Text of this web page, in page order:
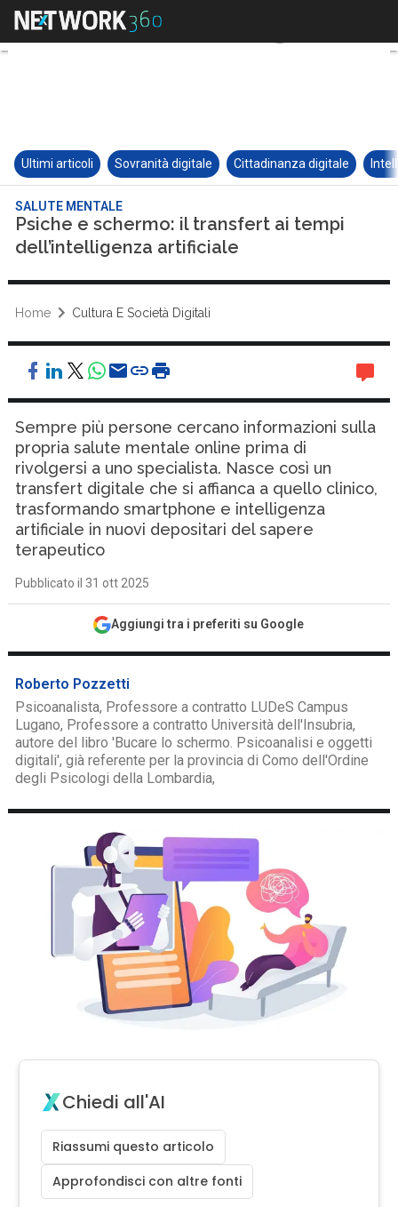
Ultimi articoli Sovranità digitale Cittadinanza digitale
SALUTE MENTALE
Psiche e schermo: il transfert ai tempi
dell’intelligenza artificiale
Home Cultura E Società Digitali
Sempre più persone cercano informazioni sulla
propria salute mentale online prima di
rivolgersi a uno specialista. Nasce così un
transfert digitale che si affianca a quello clinico,
trasformando smartphone e intelligenza
artificiale in nuovi depositari del sapere
terapeutico
Pubblicato il 31 ott 2025
Aggiungi tra i preferiti su Google
Roberto Pozzetti
Psicoanalista, Professore a contratto LUDeS Campus
Lugano, Professore a contratto Università dell'Insubria,
autore del libro 'Bucare lo schermo. Psicoanalisi e oggetti
digitali', già referente per la provincia di Como dell'Ordine
degli Psicologi della Lombardia,
Chiedi all'AI
Riassumi questo articolo
Approfondisci con altre fonti